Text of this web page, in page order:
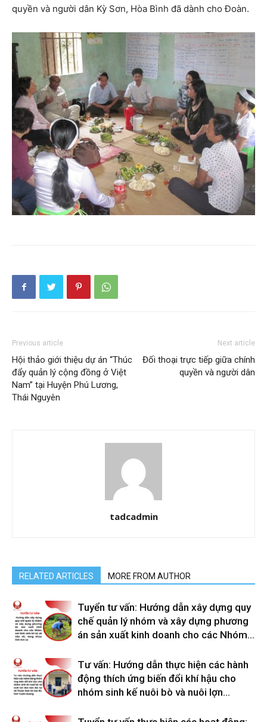
quyền và người dân Kỳ Sơn, Hòa Bình đã dành cho Đoàn.
Previous article
Hội thảo giới thiệu dự án “Thúc
đẩy quản lý cộng đồng ở Việt
Nam” tại Huyện Phú Lương,
Thái Nguyên
Next article
Đối thoại trực tiếp giữa chính
quyền và người dân
tadcadmin
RELATED ARTICLES MORE FROM AUTHOR
Tuyển tư vấn: Hướng dẫn xây dựng quy
chế quản lý nhóm và xây dựng phương
án sản xuất kinh doanh cho các Nhóm...
Tư vấn: Hướng dẫn thực hiện các hành
động thích ứng biến đổi khí hậu cho
nhóm sinh kế nuôi bò và nuôi lợn...